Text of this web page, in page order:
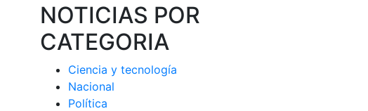
NOTICIAS POR
CATEGORIA
Ciencia y tecnología
Nacional
Política